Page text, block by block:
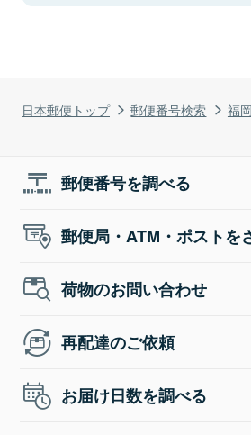
日本郵便トップ 郵便番号検索 福
郵便番号を調べる
郵便局・ATM・ポストを
荷物のお問い合わせ
再配達のご依頼
お届け日数を調べる